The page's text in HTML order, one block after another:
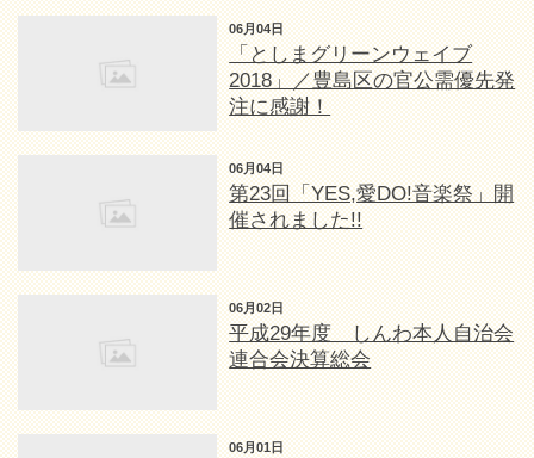
06月04日
「としまグリーンウェイブ
2018」／豊島区の官公需優先発
注に感謝！
06月04日
第23回「YES,愛DO!音楽祭」開
催されました!!
06月02日
平成29年度 しんわ本人自治会
連合会決算総会
06月01日